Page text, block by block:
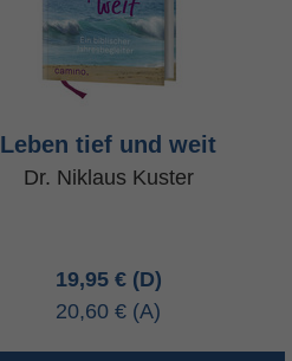
Leben tief und weit
Dr. Niklaus Kuster
19,95 €
20,60 €